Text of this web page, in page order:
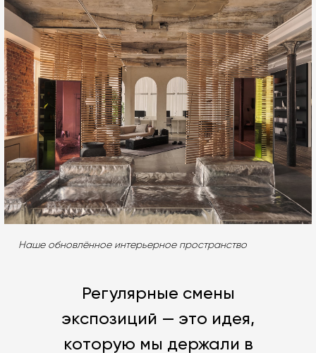
Наше обновлённое интерьерное пространство
Регулярные смены
экспозиций — это идея,
которую мы держали в